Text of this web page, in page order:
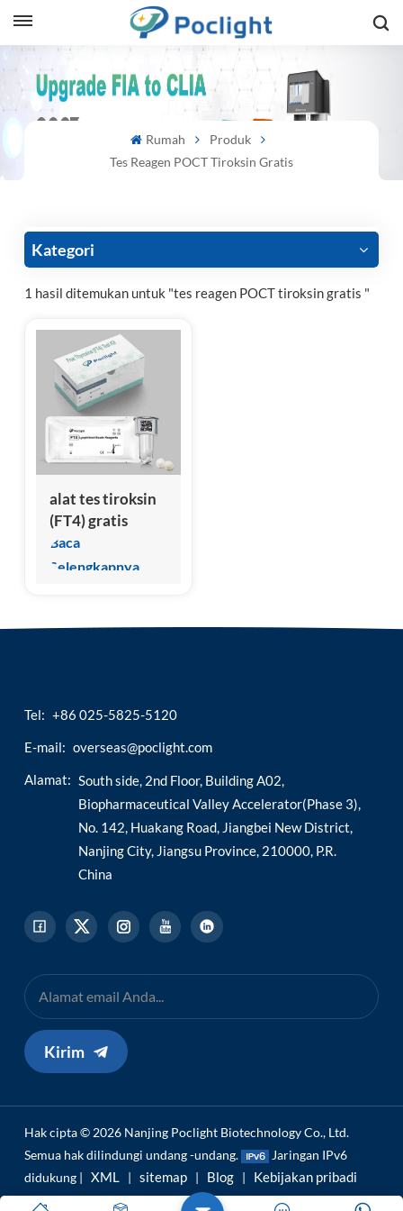
Rumah
Produk
Tes Reagen POCT Tiroksin Gratis
Kategori
1 hasil ditemukan untuk "tes reagen POCT tiroksin gratis "
alat tes tiroksin
(FT4) gratis
Baca
Selengkapnya
Tel: +86 025-5825-5120
E-mail: overseas@poclight.com
Alamat: South side, 2nd Floor, Building A02,
Biopharmaceutical Valley Accelerator(Phase 3),
No. 142, Huakang Road, Jiangbei New District,
Nanjing City, Jiangsu Province, 210000, P.R.
China
Kirim
Hak cipta © 2026 Nanjing Poclight Biotechnology Co., Ltd.
Semua hak dilindungi undang -undang.
Jaringan IPv6
didukung | XML | sitemap | Blog | Kebijakan pribadi